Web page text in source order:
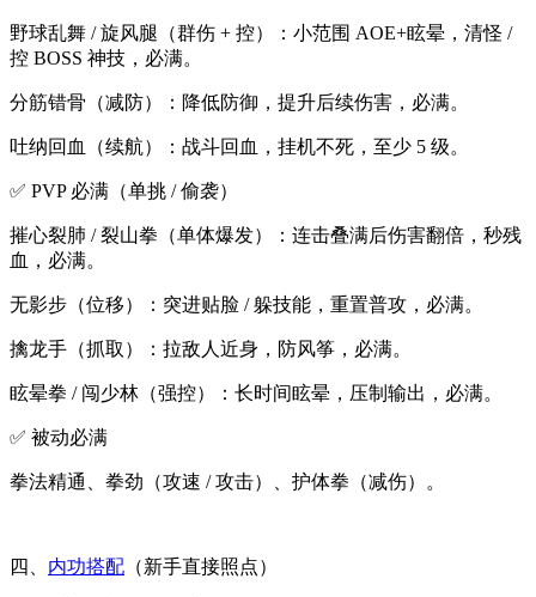
野球乱舞 / 旋风腿（群伤 + 控）：小范围 AOE+眩晕，清怪 /
控 BOSS 神技，必满。
分筋错骨（减防）：降低防御，提升后续伤害，必满。
吐纳回血（续航）：战斗回血，挂机不死，至少 5 级。
✅ PVP 必满（单挑 / 偷袭）
摧心裂肺 / 裂山拳（单体爆发）：连击叠满后伤害翻倍，秒残
血，必满。
无影步（位移）：突进贴脸 / 躲技能，重置普攻，必满。
擒龙手（抓取）：拉敌人近身，防风筝，必满。
眩晕拳 / 闯少林（强控）：长时间眩晕，压制输出，必满。
✅ 被动必满
拳法精通、拳劲（攻速 / 攻击）、护体拳（减伤）。
四、 内功搭配 （新手直接照点）